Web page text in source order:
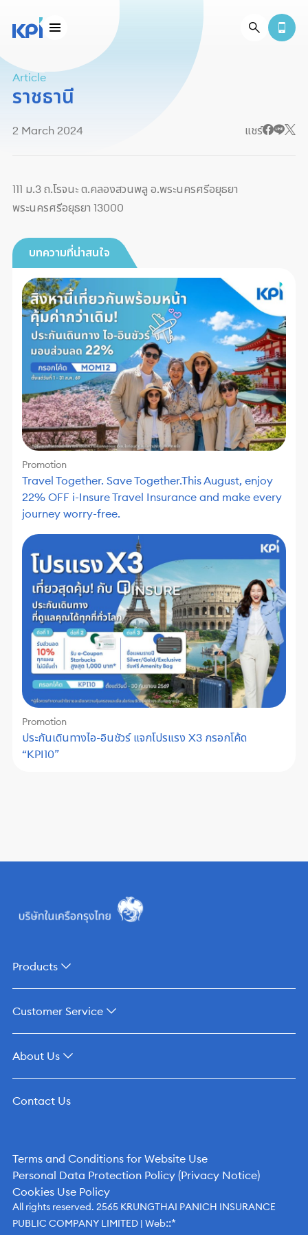
Article
ราชธานี
2 March 2024 แชร์
111 ม.3 ถ.โรจนะ ต.คลองสวนพลู อ.พระนครศรีอยุธยา
พระนครศรีอยุธยา 13000
บทความที่น่าสนใจ
Promotion
Travel Together. Save Together.This August, enjoy
22% OFF i-Insure Travel Insurance and make every
journey worry-free.
Promotion
ประกันเดินทางไอ-อินชัวร์ แจกโปรแรง X3 กรอกโค้ด
“KPI10”
Products
Customer Service
About Us
Contact Us
Terms and Conditions for Website Use
Personal Data Protection Policy (Privacy Notice)
Cookies Use Policy
All rights reserved. 2565 KRUNGTHAI PANICH INSURANCE
PUBLIC COMPANY LIMITED | Web::*